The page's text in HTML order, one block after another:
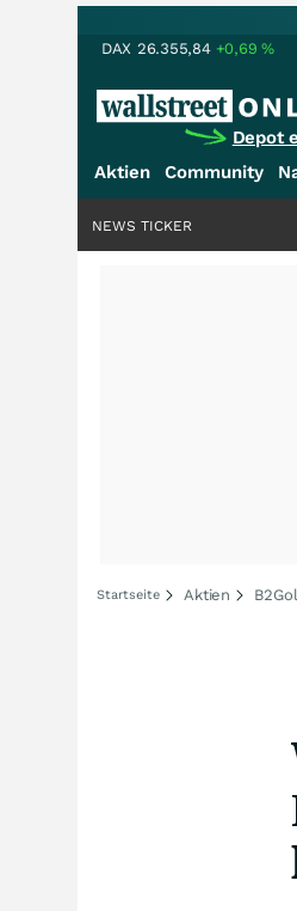
DAX 26.355,84 +0,69%
Depot
Aktien Community
NEWS TICKER
Startseite Aktien